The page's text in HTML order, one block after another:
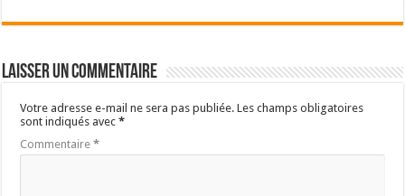
Laisser un commentaire
Votre adresse e-mail ne sera pas publiée. Les champs obligatoires
sont indiqués avec*
Commentaire*